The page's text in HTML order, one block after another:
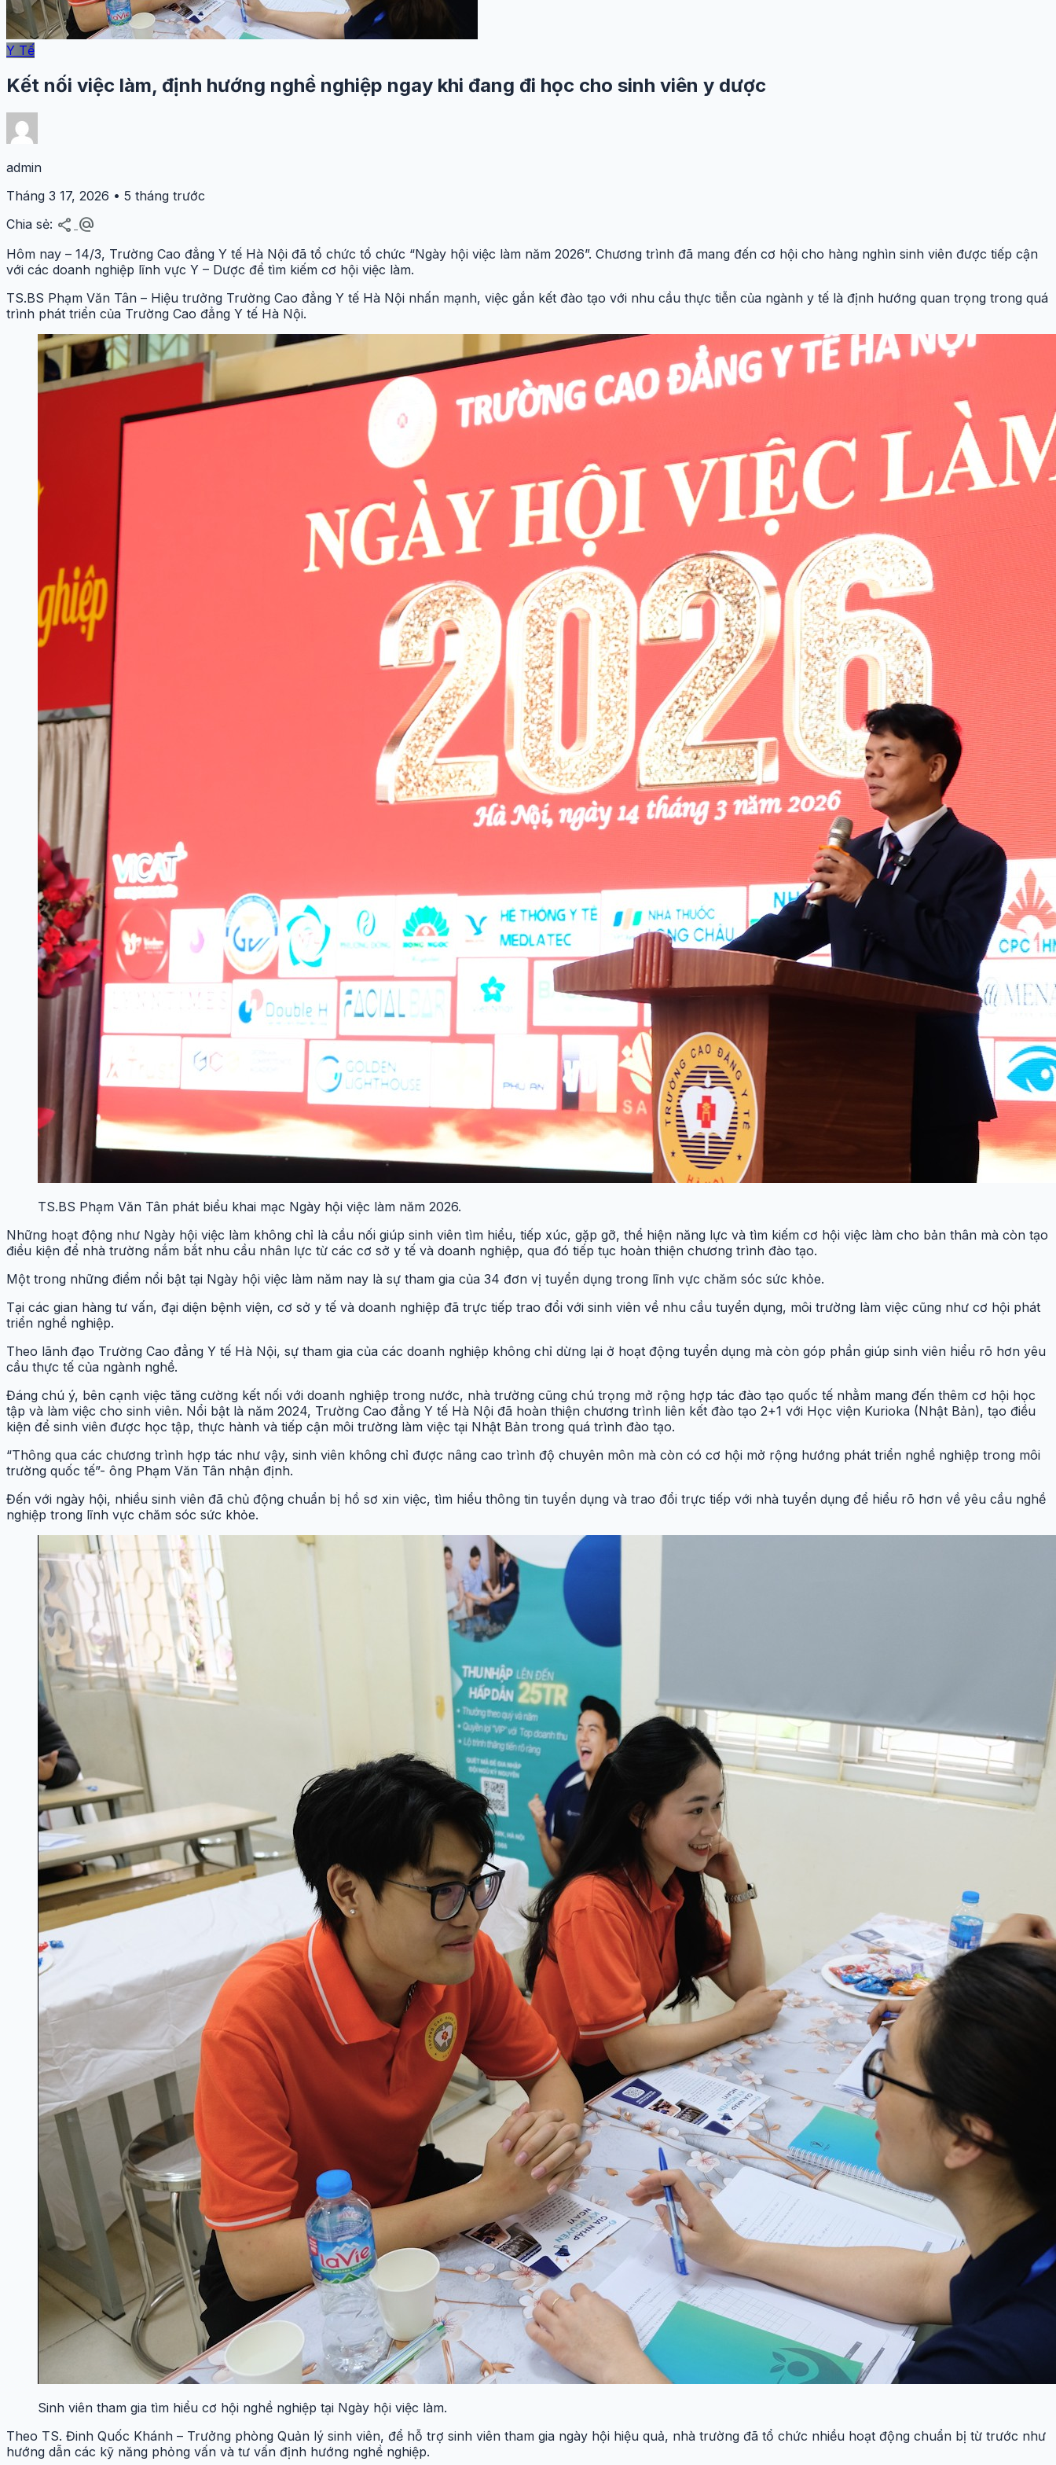
Y Tế
Kết nối việc làm, định hướng nghề nghiệp ngay khi đang đi học cho sinh viên y dược
admin
Tháng 3 17, 2026 • 5 tháng trước
Chia sẻ: share alternate_email
Hôm nay – 14/3, Trường Cao đẳng Y tế Hà Nội đã tổ chức tổ chức “Ngày hội việc làm năm 2026”. Chương trình đã mang đến cơ hội cho hàng nghìn sinh viên được tiếp cận
với các doanh nghiệp lĩnh vực Y – Dược để tìm kiếm cơ hội việc làm.
TS.BS Phạm Văn Tân – Hiệu trưởng Trường Cao đẳng Y tế Hà Nội nhấn mạnh, việc gắn kết đào tạo với nhu cầu thực tiễn của ngành y tế là định hướng quan trọng trong quá
trình phát triển của Trường Cao đẳng Y tế Hà Nội.
TS.BS Phạm Văn Tân phát biểu khai mạc Ngày hội việc làm năm 2026.
Những hoạt động như Ngày hội việc làm không chỉ là cầu nối giúp sinh viên tìm hiểu, tiếp xúc, gặp gỡ, thể hiện năng lực và tìm kiếm cơ hội việc làm cho bản thân mà còn tạo
điều kiện để nhà trường nắm bắt nhu cầu nhân lực từ các cơ sở y tế và doanh nghiệp, qua đó tiếp tục hoàn thiện chương trình đào tạo.
Một trong những điểm nổi bật tại Ngày hội việc làm năm nay là sự tham gia của 34 đơn vị tuyển dụng trong lĩnh vực chăm sóc sức khỏe.
Tại các gian hàng tư vấn, đại diện bệnh viện, cơ sở y tế và doanh nghiệp đã trực tiếp trao đổi với sinh viên về nhu cầu tuyển dụng, môi trường làm việc cũng như cơ hội phát
triển nghề nghiệp.
Theo lãnh đạo Trường Cao đẳng Y tế Hà Nội, sự tham gia của các doanh nghiệp không chỉ dừng lại ở hoạt động tuyển dụng mà còn góp phần giúp sinh viên hiểu rõ hơn yêu
cầu thực tế của ngành nghề.
Đáng chú ý, bên cạnh việc tăng cường kết nối với doanh nghiệp trong nước, nhà trường cũng chú trọng mở rộng hợp tác đào tạo quốc tế nhằm mang đến thêm cơ hội học
tập và làm việc cho sinh viên. Nổi bật là năm 2024, Trường Cao đẳng Y tế Hà Nội đã hoàn thiện chương trình liên kết đào tạo 2+1 với Học viện Kurioka (Nhật Bản), tạo điều
kiện để sinh viên được học tập, thực hành và tiếp cận môi trường làm việc tại Nhật Bản trong quá trình đào tạo.
“Thông qua các chương trình hợp tác như vậy, sinh viên không chỉ được nâng cao trình độ chuyên môn mà còn có cơ hội mở rộng hướng phát triển nghề nghiệp trong môi
trường quốc tế”- ông Phạm Văn Tân nhận định.
Đến với ngày hội, nhiều sinh viên đã chủ động chuẩn bị hồ sơ xin việc, tìm hiểu thông tin tuyển dụng và trao đổi trực tiếp với nhà tuyển dụng để hiểu rõ hơn về yêu cầu nghề
nghiệp trong lĩnh vực chăm sóc sức khỏe.
Sinh viên tham gia tìm hiểu cơ hội nghề nghiệp tại Ngày hội việc làm.
Theo TS. Đinh Quốc Khánh – Trưởng phòng Quản lý sinh viên, để hỗ trợ sinh viên tham gia ngày hội hiệu quả, nhà trường đã tổ chức nhiều hoạt động chuẩn bị từ trước như
hướng dẫn các kỹ năng phỏng vấn và tư vấn định hướng nghề nghiệp.